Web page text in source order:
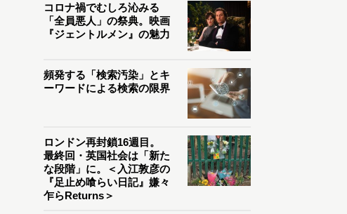
コロナ禍でむしろ沁みる
「全員悪人」の祭典。映画
『ジェントルメン』の魅力
頻発する「検索汚染」とキ
ーワードによる検索の限界
ロンドン再封鎖16週目。
最終回・英国社会は「新た
な段階」に。＜入江敦彦の
『足止め喰らい日記』嫌々
乍らReturns＞